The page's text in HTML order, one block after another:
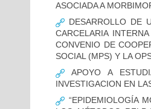
ASOCIADA A
DESARROLLO DE
CARCELARIA
CONVENIO DE
SOCIAL (MPS) Y LA
APOYO A
INVESTIGACION EN
“EPIDEMIOLOGÍA